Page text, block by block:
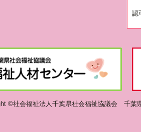
認
©社会福祉法人千葉県社会福祉協議会 千葉